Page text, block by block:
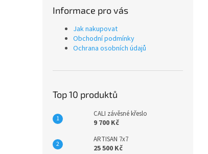
Informace pro vás
Jak nakupovat
Obchodní podmínky
Ochrana osobních údajů
Top 10 produktů
CALI závěsné křeslo
9 700 Kč
ARTISAN 7x7
25 500 Kč